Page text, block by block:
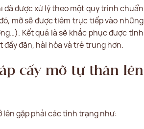
được xử lý theo một quy trình chuẩn
mỡ sẽ được tiêm trực tiếp vào những
Kết quả là sẽ khắc phục được tình
đặn, hài hòa và trẻ trung hơn.
cấy mỡ tự thân lên
lên gặp phải các tình trạng như: